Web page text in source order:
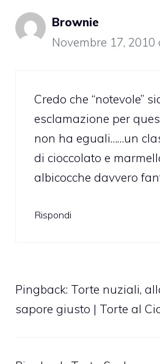
Brownie
Novembre 17, 2010
Credo che “notevole”
esclamazione per
non ha eguali……un
di cioccolato e
albicocche davvero
Rispondi
Pingback: Torte nuziali,
sapore giusto | Torte al